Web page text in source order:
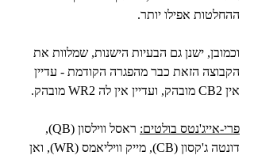
ההחלטות אפילו יותר.
וכמובן, ישנן גם הבעיות הישנות, שמלוות את
הקבוצה הזאת כבר מהפגרה הקודמת - עדיין
אין CB2 מובהק, ועדיין אין לה WR2 מובהק.
פרי-אייג'נטס בולטים:
ראסל ווילסון (QB),
דונטה ג'קסון (CB), מייק וויליאמס (WR), ואן